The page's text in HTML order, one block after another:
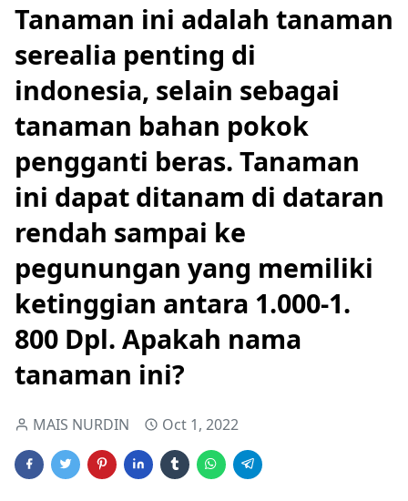
Tanaman ini adalah tanaman
serealia penting di
indonesia, selain sebagai
tanaman bahan pokok
pengganti beras. Tanaman
ini dapat ditanam di dataran
rendah sampai ke
pegunungan yang memiliki
ketinggian antara 1.000-1.
800 Dpl. Apakah nama
tanaman ini?
MAIS NURDIN Oct 1, 2022